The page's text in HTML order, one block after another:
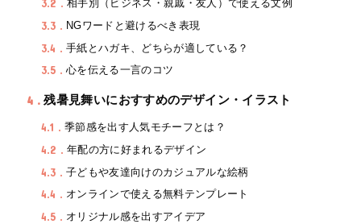
3.2 相手別（ビジネス・親戚・友人）で使える文例
3.3 NGワードと避けるべき表現
3.4 手紙とハガキ、どちらが適している？
3.5 心を伝える一言のコツ
4 残暑見舞いにおすすめのデザイン・イラスト
4.1 季節感を出す人気モチーフとは？
4.2 年配の方に好まれるデザイン
4.3 子どもや友達向けのカジュアルな絵柄
4.4 オンラインで使える無料テンプレート
4.5 オリジナル感を出すアイデア